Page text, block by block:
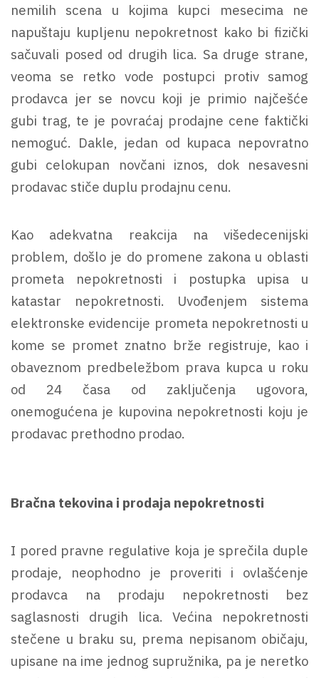
nemilih scena u kojima kupci mesecima ne
napuštaju kupljenu nepokretnost kako bi fizički
sačuvali posed od drugih lica. Sa druge strane,
veoma se retko vode postupci protiv samog
prodavca jer se novcu koji je primio najčešće
gubi trag, te je povraćaj prodajne cene faktički
nemoguć. Dakle, jedan od kupaca nepovratno
gubi celokupan novčani iznos, dok nesavesni
prodavac stiče duplu prodajnu cenu.
Kao adekvatna reakcija na višedecenijski
problem, došlo je do promene zakona u oblasti
prometa nepokretnosti i postupka upisa u
katastar nepokretnosti. Uvođenjem sistema
elektronske evidencije prometa nepokretnosti u
kome se promet znatno brže registruje, kao i
obaveznom predbeležbom prava kupca u roku
od 24 časa od zaključenja ugovora,
onemogućena je kupovina nepokretnosti koju je
prodavac prethodno prodao.
Bračna tekovina i prodaja nepokretnosti
I pored pravne regulative koja je sprečila duple
prodaje, neophodno je proveriti i ovlašćenje
prodavca na prodaju nepokretnosti bez
saglasnosti drugih lica. Većina nepokretnosti
stečene u braku su, prema nepisanom običaju,
upisane na ime jednog supružnika, pa je neretko